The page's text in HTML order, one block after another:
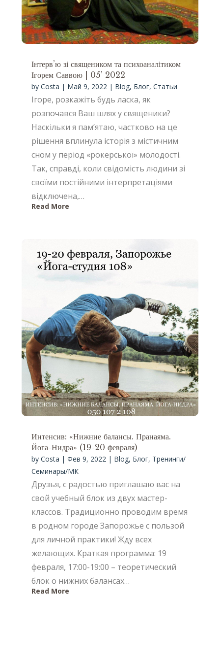
Інтерв’ю зі священиком та психоаналітиком
Ігорем Саввою | 05’ 2022
by Costa | Май 9, 2022| Blog, Блог, Статьи
Ігоре, розкажіть будь ласка, як
розпочався Ваш шлях у священики?
Наскільки я пам’ятаю, частково на це
рішення вплинула історія з містичним
сном у період «рокерської» молодості.
Так, справді, коли свідомість людини зі
своїми постійними інтерпретаціями
відключена,…
Read More
Интенсив: «Нижние балансы. Пранаяма.
Йога-Нидра» (19-20 февраля)
by Costa | Фев 9, 2022| Blog, Блог, Тренинги/
Семинары/МК
Друзья, с радостью приглашаю вас на
свой учебный блок из двух мастер-
классов. Традиционно проводим время
в родном городе Запорожье с пользой
для личной практики! Жду всех
желающих. Краткая программа: 19
февраля, 17:00-19:00 – теоретический
блок о нижних балансах…
Read More